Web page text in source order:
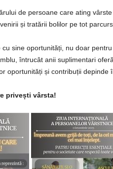
de persoane care ating
și tratării bolilor pe tot
sine oportunități, nu doar
întrucât anii suplimentari
oportunități și contribuții depinde
privești vârsta!